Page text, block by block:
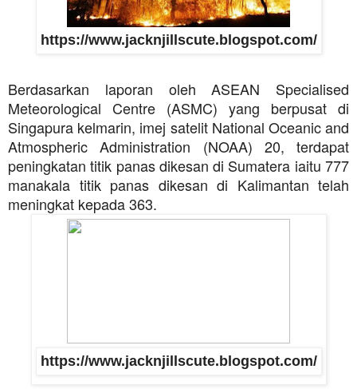
https://www.jacknjillscute.blogspot.com/
Berdasarkan laporan oleh ASEAN Specialised
Meteorological Centre (ASMC) yang berpusat di
Singapura kelmarin, imej satelit National Oceanic and
Atmospheric Administration (NOAA) 20, terdapat
peningkatan titik panas dikesan di Sumatera iaitu 777
manakala titik panas dikesan di Kalimantan telah
meningkat kepada 363.
https://www.jacknjillscute.blogspot.com/